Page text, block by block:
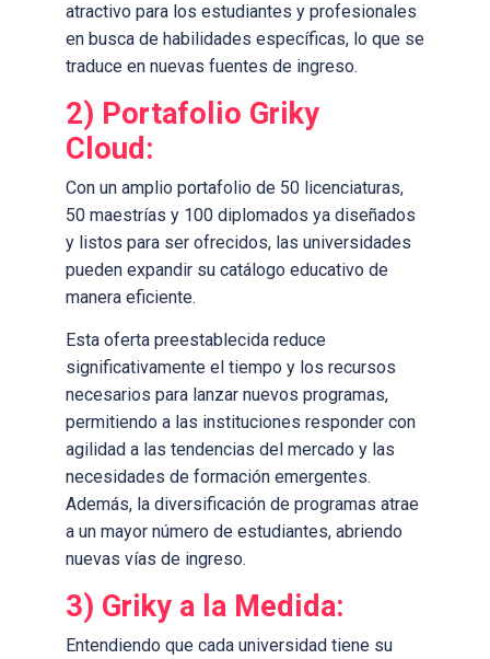
atractivo para los estudiantes y profesionales
en busca de habilidades específicas, lo que se
traduce en nuevas fuentes de ingreso.
2) Portafolio Griky
Cloud:
Con un amplio portafolio de 50 licenciaturas,
50 maestrías y 100 diplomados ya diseñados
y listos para ser ofrecidos, las universidades
pueden expandir su catálogo educativo de
manera eficiente.
Esta oferta preestablecida reduce
significativamente el tiempo y los recursos
necesarios para lanzar nuevos programas,
permitiendo a las instituciones responder con
agilidad a las tendencias del mercado y las
necesidades de formación emergentes.
Además, la diversificación de programas atrae
a un mayor número de estudiantes, abriendo
nuevas vías de ingreso.
3) Griky a la Medida:
Entendiendo que cada universidad tiene su